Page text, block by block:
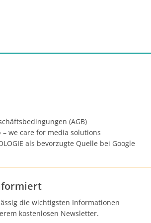
(AGB)
– we care for media solutions
als bevorzugte Quelle bei Google
die wichtigsten Informationen
kostenlosen Newsletter.